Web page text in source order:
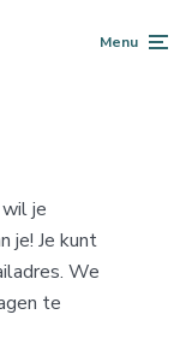
Menu
je
je! Je kunt
We
te